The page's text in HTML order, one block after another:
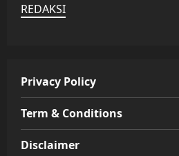
REDAKSI
Privacy Policy
Term & Conditions
Disclaimer